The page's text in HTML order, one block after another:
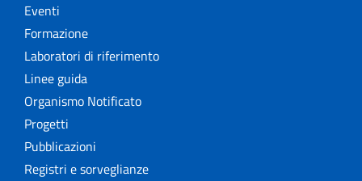
Eventi
Formazione
Laboratori di riferimento
Linee guida
Organismo Notificato
Progetti
Pubblicazioni
Registri e sorveglianze